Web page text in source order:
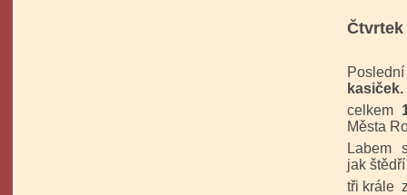
kasiček.
celkem
Města
Labem
jak
tři krále